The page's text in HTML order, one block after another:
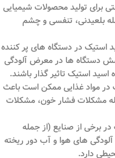
برای تولید محصولات شیمیایی
بلعیدنی، تنفسی و چشم
استیک در دستگاه های پر کننده
دستگاه ها در معرض آلودگی
استیک تاثیر گذار باشند.
در مواد غذایی ممکن است باعث
مشکلات فشار خون، مشکلات
برخی از صنایع (از جمله
های هوا و آب دور ریخته
دارد.